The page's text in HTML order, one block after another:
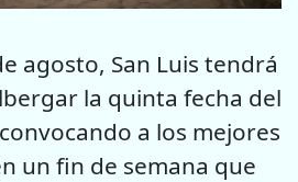
agosto, San Luis tendrá
la quinta fecha del
a los mejores
un fin de semana que